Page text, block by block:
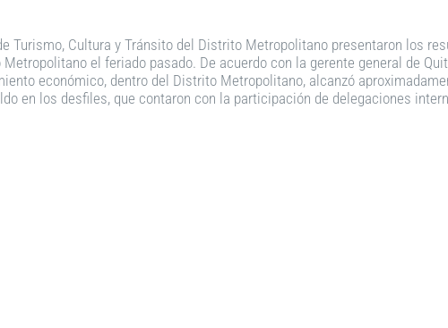
Turismo, Cultura y Tránsito del Distrito Metropolitano presentaron los
el feriado pasado. De acuerdo con la gerente general de
económico, dentro del Distrito Metropolitano, alcanzó
en los desfiles, que contaron con la participación de delegaciones